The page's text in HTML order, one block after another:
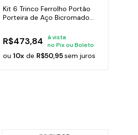
Kit 6 Trinco Ferrolho Portão
Porteira de Aço Bicromado
R$473,84
à vista
no Pix ou Boleto
ou10x de R$50,95sem juros